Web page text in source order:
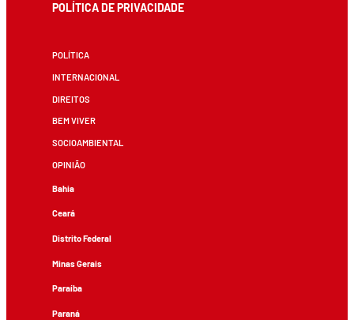
POLÍTICA DE PRIVACIDADE
POLÍTICA
INTERNACIONAL
DIREITOS
BEM VIVER
SOCIOAMBIENTAL
OPINIÃO
Bahia
Ceará
Distrito Federal
Minas Gerais
Paraíba
Paraná